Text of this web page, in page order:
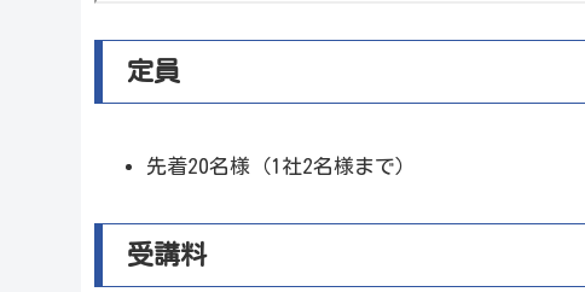
定員
先着20名様（1社2名様まで）
受講料